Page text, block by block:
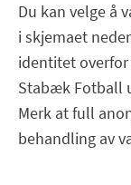
Du kan velge å
i skjemaet
identitet
Stabæk Fotball
Merk at full
behandling av